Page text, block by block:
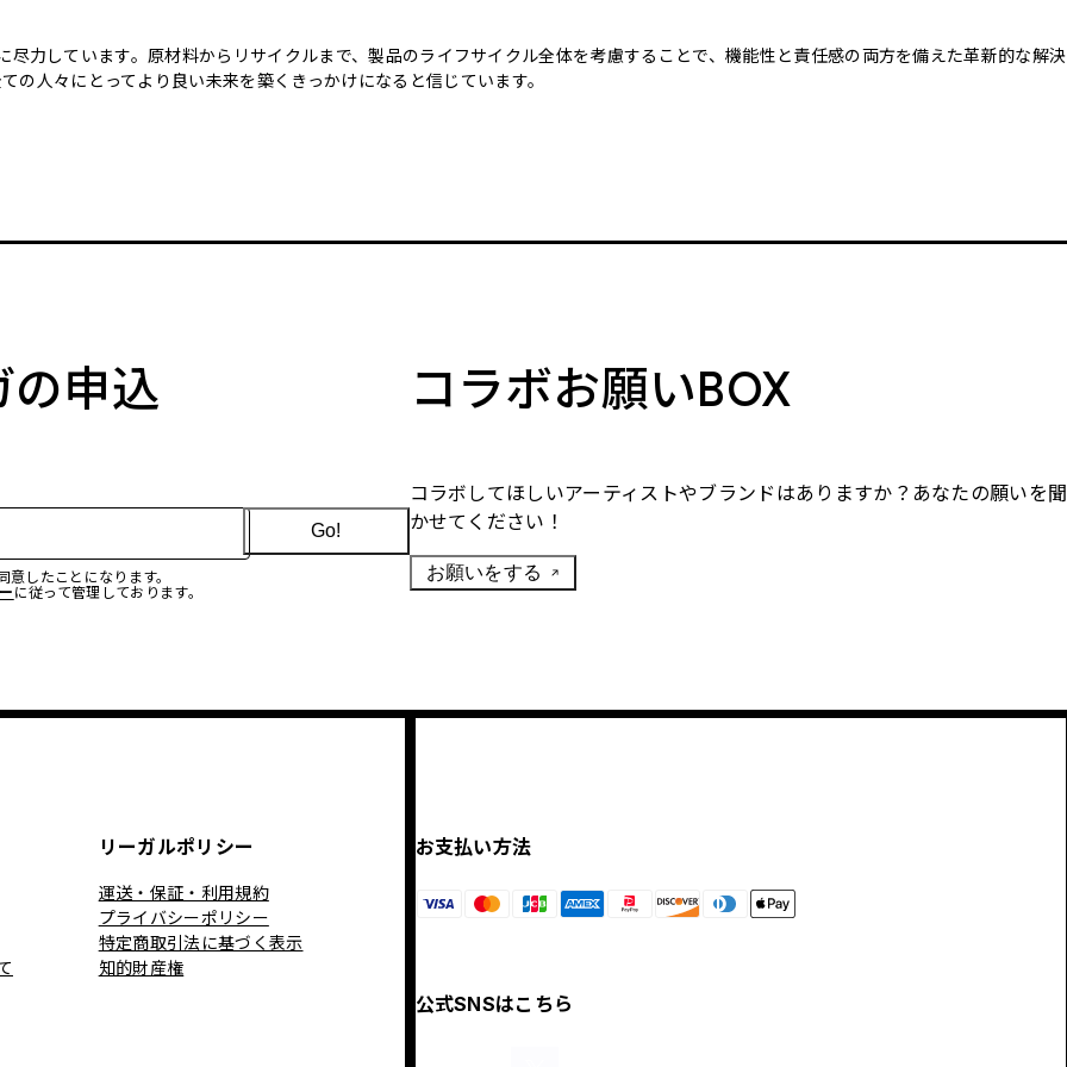
力しています。原材料からリサイクルまで、製品のライフサイクル全体を考慮することで、機能性と責任感の両方を備えた革新的な解決
人々にとってより良い未来を築くきっかけになると信じています。
の申込
したことになります。
に従って管理しております。
Go!
コラボお願いBOX
コラボしてほしいアーティストやブランドはありますか？あなたの願いを聞
かせてください！
お願いをする
リーガルポリシー
運送・保証・利用規約
プライバシーポリシー
特定商取引法に基づく表示
知的財産権
お支払い方法
公式SNSはこちら